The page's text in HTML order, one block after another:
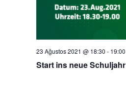
23 Ağustos 2021 @ 18:30 - 19:00
Start ins neue Schuljahr